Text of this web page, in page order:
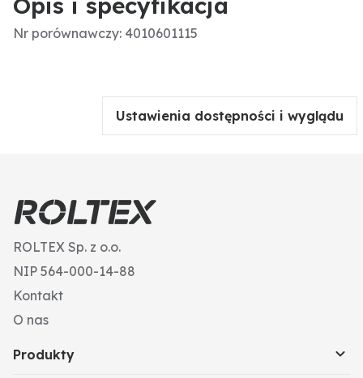
Nr porównawczy: 4010601115
Ustawienia dostępności i wyglądu
ROLTEX Sp. z o.o.
NIP 564-000-14-88
Kontakt
O nas
Produkty